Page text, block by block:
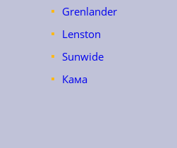
Grenlander
Lenston
Sunwide
Кама